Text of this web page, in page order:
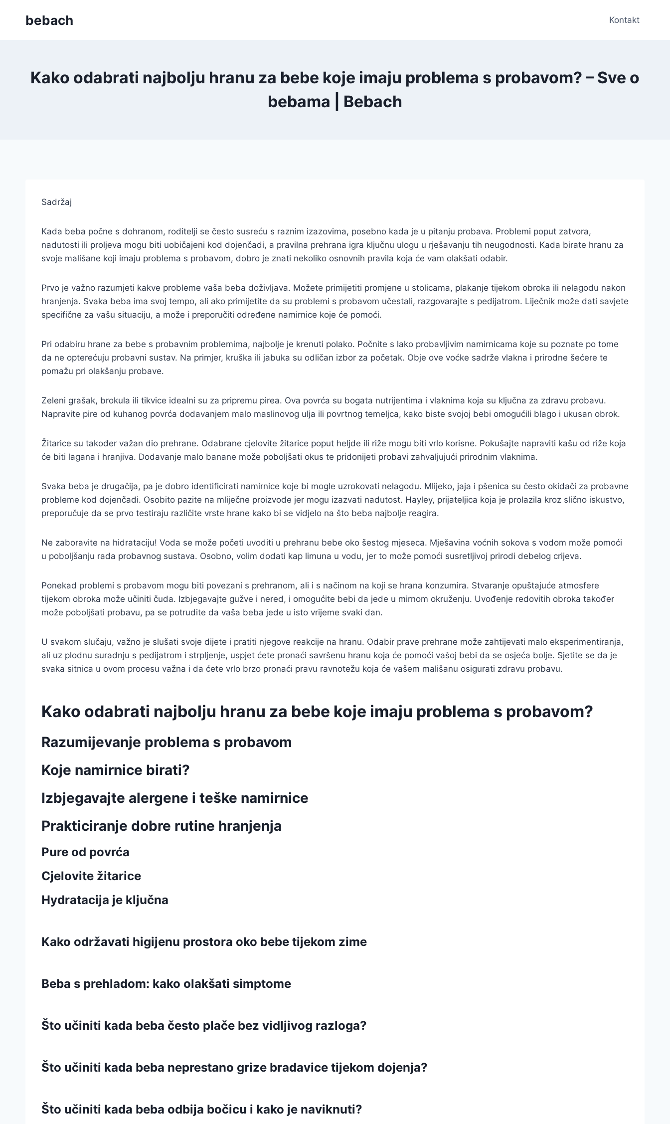
bebach Kontakt
Kako odabrati najbolju hranu za bebe koje imaju problema s probavom? – Sve o
bebama | Bebach
Sadržaj
Kada beba počne s dohranom, roditelji se često susreću s raznim izazovima, posebno kada je u pitanju probava. Problemi poput zatvora,
nadutosti ili proljeva mogu biti uobičajeni kod dojenčadi, a pravilna prehrana igra ključnu ulogu u rješavanju tih neugodnosti. Kada birate hranu za
svoje mališane koji imaju problema s probavom, dobro je znati nekoliko osnovnih pravila koja će vam olakšati odabir.
Prvo je važno razumjeti kakve probleme vaša beba doživljava. Možete primijetiti promjene u stolicama, plakanje tijekom obroka ili nelagodu nakon
hranjenja. Svaka beba ima svoj tempo, ali ako primijetite da su problemi s probavom učestali, razgovarajte s pedijatrom. Liječnik može dati savjete
specifične za vašu situaciju, a može i preporučiti određene namirnice koje će pomoći.
Pri odabiru hrane za bebe s probavnim problemima, najbolje je krenuti polako. Počnite s lako probavljivim namirnicama koje su poznate po tome
da ne opterećuju probavni sustav. Na primjer, kruška ili jabuka su odličan izbor za početak. Obje ove voćke sadrže vlakna i prirodne šećere te
pomažu pri olakšanju probave.
Zeleni grašak, brokula ili tikvice idealni su za pripremu pirea. Ova povrća su bogata nutrijentima i vlaknima koja su ključna za zdravu probavu.
Napravite pire od kuhanog povrća dodavanjem malo maslinovog ulja ili povrtnog temeljca, kako biste svojoj bebi omogućili blago i ukusan obrok.
Žitarice su također važan dio prehrane. Odabrane cjelovite žitarice poput heljde ili riže mogu biti vrlo korisne. Pokušajte napraviti kašu od riže koja
će biti lagana i hranjiva. Dodavanje malo banane može poboljšati okus te pridonijeti probavi zahvaljujući prirodnim vlaknima.
Svaka beba je drugačija, pa je dobro identificirati namirnice koje bi mogle uzrokovati nelagodu. Mlijeko, jaja i pšenica su često okidači za probavne
probleme kod dojenčadi. Osobito pazite na mliječne proizvode jer mogu izazvati nadutost. Hayley, prijateljica koja je prolazila kroz slično iskustvo,
preporučuje da se prvo testiraju različite vrste hrane kako bi se vidjelo na što beba najbolje reagira.
Ne zaboravite na hidrataciju! Voda se može početi uvoditi u prehranu bebe oko šestog mjeseca. Mješavina voćnih sokova s vodom može pomoći
u poboljšanju rada probavnog sustava. Osobno, volim dodati kap limuna u vodu, jer to može pomoći susretljivoj prirodi debelog crijeva.
Ponekad problemi s probavom mogu biti povezani s prehranom, ali i s načinom na koji se hrana konzumira. Stvaranje opuštajuće atmosfere
tijekom obroka može učiniti čuda. Izbjegavajte gužve i nered, i omogućite bebi da jede u mirnom okruženju. Uvođenje redovitih obroka također
može poboljšati probavu, pa se potrudite da vaša beba jede u isto vrijeme svaki dan.
U svakom slučaju, važno je slušati svoje dijete i pratiti njegove reakcije na hranu. Odabir prave prehrane može zahtijevati malo eksperimentiranja,
ali uz plodnu suradnju s pedijatrom i strpljenje, uspjet ćete pronaći savršenu hranu koja će pomoći vašoj bebi da se osjeća bolje. Sjetite se da je
svaka sitnica u ovom procesu važna i da ćete vrlo brzo pronaći pravu ravnotežu koja će vašem mališanu osigurati zdravu probavu.
Kako odabrati najbolju hranu za bebe koje imaju problema s probavom?
Razumijevanje problema s probavom
Koje namirnice birati?
Izbjegavajte alergene i teške namirnice
Prakticiranje dobre rutine hranjenja
Pure od povrća
Cjelovite žitarice
Hydratacija je ključna
Kako održavati higijenu prostora oko bebe tijekom zime
Beba s prehladom: kako olakšati simptome
Što učiniti kada beba često plače bez vidljivog razloga?
Što učiniti kada beba neprestano grize bradavice tijekom dojenja?
Što učiniti kada beba odbija bočicu i kako je naviknuti?